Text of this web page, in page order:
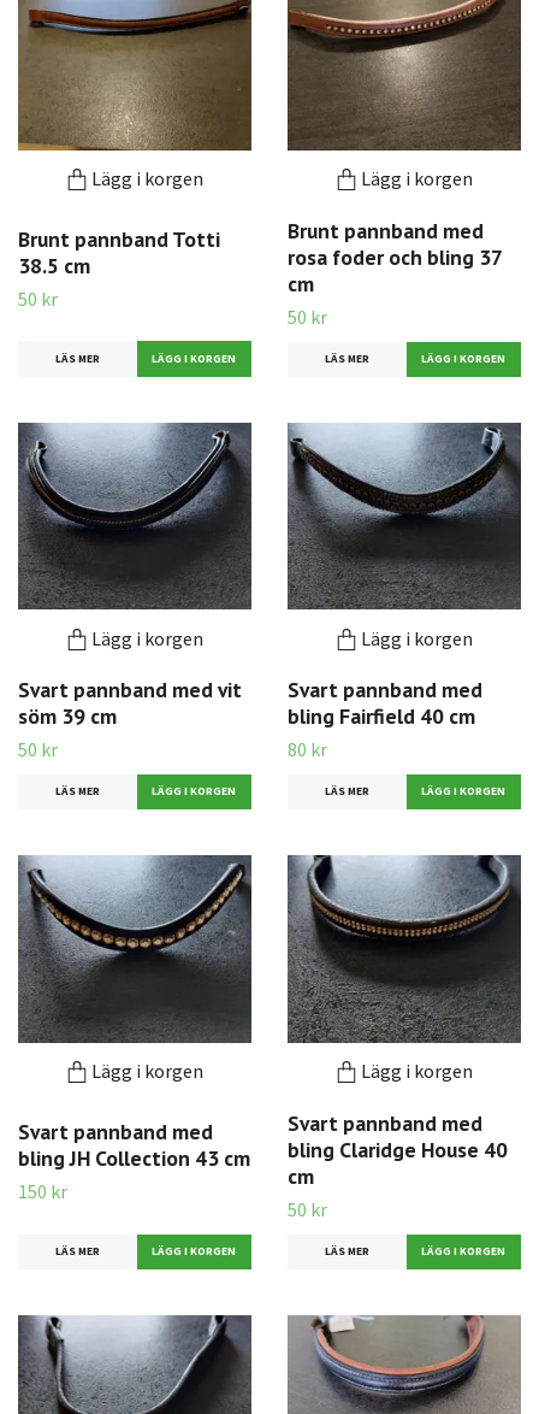
Lägg i korgen
Brunt pannband Totti
38.5 cm
50 kr
LÄS MER
Lägg i korgen
Brunt pannband med
rosa foder och bling 37
cm
50 kr
LÄS MER
Lägg i korgen
Svart pannband med vit
söm 39 cm
50 kr
LÄS MER
Lägg i korgen
Svart pannband med
bling Fairfield 40 cm
80 kr
LÄS MER
Lägg i korgen
Svart pannband med
bling JH Collection 43 cm
150 kr
LÄS MER
Lägg i korgen
Svart pannband med
bling Claridge House 40
cm
50 kr
LÄS MER